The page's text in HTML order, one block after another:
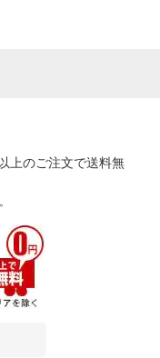
上のご注文で送料無